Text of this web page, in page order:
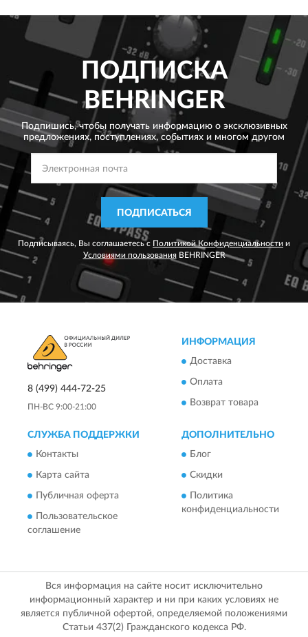
ПОДПИСКА
BEHRINGER
Подпишись, чтобы получать информацию о эксклюзивных
предложениях, поступлениях, событиях и многом другом
ПОДПИСАТЬСЯ
Подписываясь, Вы соглашаетесь с Политикой Конфиденциальности и
Условиями пользованияBEHRINGER
8 (499) 444-72-25
ПН-ВС 9:00-21:00
ИНФОРМАЦИЯ
Доставка
Оплата
Возврат товара
СЛУЖБА ПОДДЕРЖКИ
Контакты
Карта сайта
Публичная оферта
Пользовательское
соглашение
ДОПОЛНИТЕЛЬНО
Блог
Скидки
Политика
конфиденциальности
Вся информация на сайте носит исключительно
информационный характер и ни при каких условиях не
является публичной офертой, определяемой положениями
Статьи 437(2) Гражданского кодекса РФ.